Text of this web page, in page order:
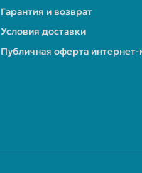
Гарантия и возврат
Условия доставки
Публичная оферта интернет-